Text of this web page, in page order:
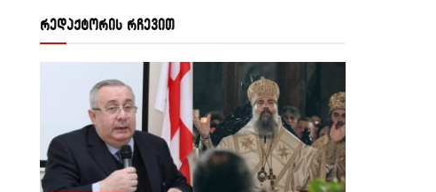
რედაქტორის რჩევით